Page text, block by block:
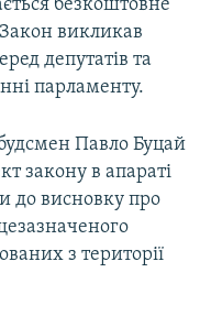
безкоштовне
викликав
депутатів та
парламенту.
Павло Буцай
закону в апараті
до висновку про
з території